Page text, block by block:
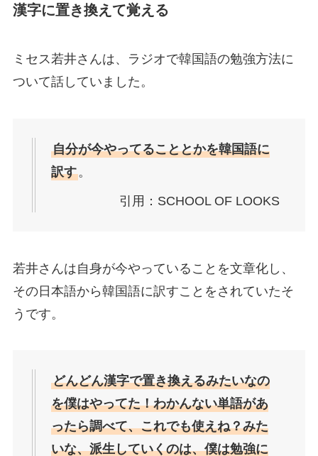
漢字に置き換えて覚える
ミセス若井さんは、ラジオで韓国語の勉強方法に
ついて話していました。
自分が今やってることとかを韓国語に
訳す。
引用：SCHOOL OF LOOKS
若井さんは自身が今やっていることを文章化し、
その日本語から韓国語に訳すことをされていたそ
うです。
どんどん漢字で置き換えるみたいなの
を僕はやってた！わかんない単語があ
ったら調べて、これでも使えね？みた
いな、派生していくのは、僕は勉強に